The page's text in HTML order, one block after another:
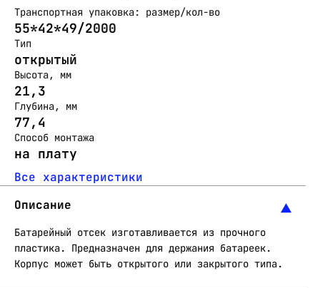
Транспортная упаковка: размер/кол-во
55*42*49/2000
Тип
открытый
Высота, мм
21,3
Глубина, мм
77,4
Способ монтажа
на плату
Все характеристики
Описание
Батарейный отсек изготавливается из прочного
пластика. Предназначен для держания батареек.
Корпус может быть открытого или закрытого типа.